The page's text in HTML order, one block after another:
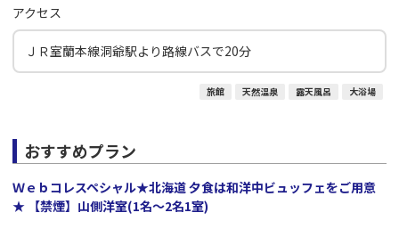
アクセス
ＪＲ室蘭本線洞爺駅より路線バスで20分
旅館 天然温泉 露天風呂 大浴場
おすすめプラン
Ｗｅｂコレスペシャル★北海道 夕食は和洋中ビュッフェをご用意
★ 【禁煙】山側洋室(1名～2名1室)